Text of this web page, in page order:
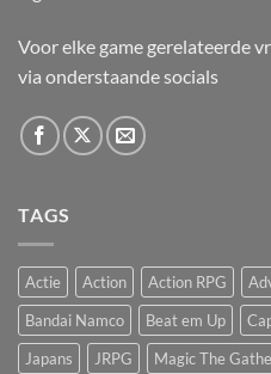
Voor elke game gerelateerde
via onderstaande socials
TAGS
Actie Action Action RPG
Bandai Namco
Beat em Up
Japans
JRPG Magic The